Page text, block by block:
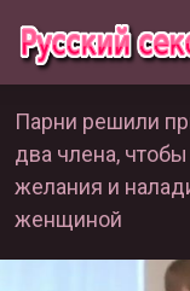
Парни решили
два члена,
желания и
женщиной